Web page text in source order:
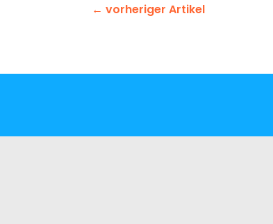
← vorheriger Artikel